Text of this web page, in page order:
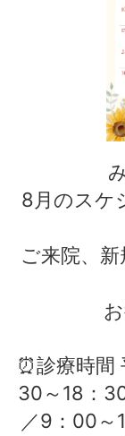
8月のスケ
ご来院、
⏰診療時
30～18：
／9：00